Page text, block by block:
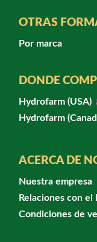
OTRAS
Por marca
DONDE
Hydrofarm (USA)
Hydrofarm
ACERCA DE
Nuestra empresa
Relaciones con el
Condiciones de